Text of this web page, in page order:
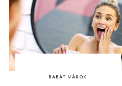
BABÁT VÁROK